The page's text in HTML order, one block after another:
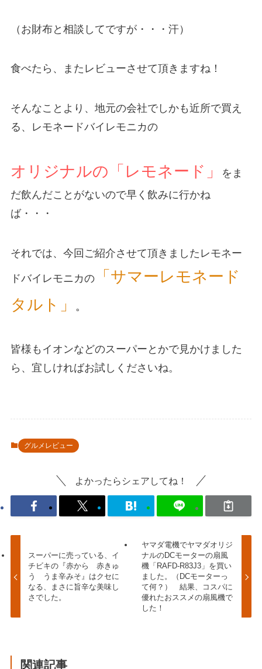
（お財布と相談してですが・・・汗）
食べたら、またレビューさせて頂きますね！
そんなことより、地元の会社でしかも近所で買え
る、レモネードバイレモニカの
オリジナルの「レモネード」
をま
だ飲んだことがないので早く飲みに行かね
ば・・・
それでは、今回ご紹介させて頂きましたレモネー
ドバイレモニカの「サマーレモネード
タルト」
。
皆様もイオンなどのスーパーとかで見かけました
ら、宜しければお試しくださいね。
グルメレビュー
よかったらシェアしてね！
スーパーに売っている、イ
チビキの『赤から 赤きゅ
う うま辛みそ』はクセに
なる、まさに旨辛な美味し
さでした。
ヤマダ電機でヤマダオリジ
ナルのDCモーターの扇風
機「RAFD-R83J3」を買い
ました。（DCモーターっ
て何？） 結果、コスパに
優れたおススメの扇風機で
した！
関連記事